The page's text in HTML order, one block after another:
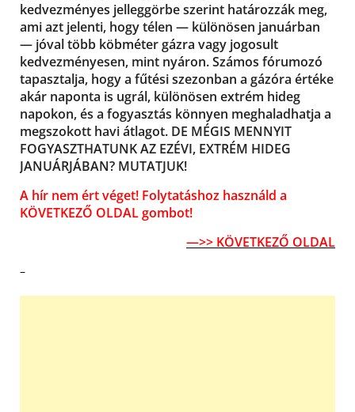
kedvezményes jelleggörbe szerint határozzák meg,
ami azt jelenti, hogy télen — különösen januárban
— jóval több köbméter gázra vagy jogosult
kedvezményesen, mint nyáron. Számos fórumozó
tapasztalja, hogy a fűtési szezonban a gázóra értéke
akár naponta is ugrál, különösen extrém hideg
napokon, és a fogyasztás könnyen meghaladhatja a
megszokott havi átlagot. DE MÉGIS MENNYIT
FOGYASZTHATUNK AZ EZÉVI, EXTRÉM HIDEG
JANUÁRJÁBAN? MUTATJUK!
A hír nem ért véget! Folytatáshoz használd a
KÖVETKEZŐ OLDAL gombot!
—>> KÖVETKEZŐ OLDAL
–